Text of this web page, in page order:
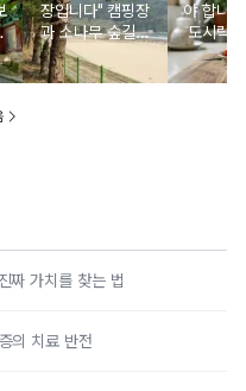
장입니다" 캠핑장
과 소나무 숲길이
붙어있는 조용한
남해 해수욕장
야 합니
도시락
마토 꼭
넣으면
짜 가치를 찾는 법
의 치료 반전